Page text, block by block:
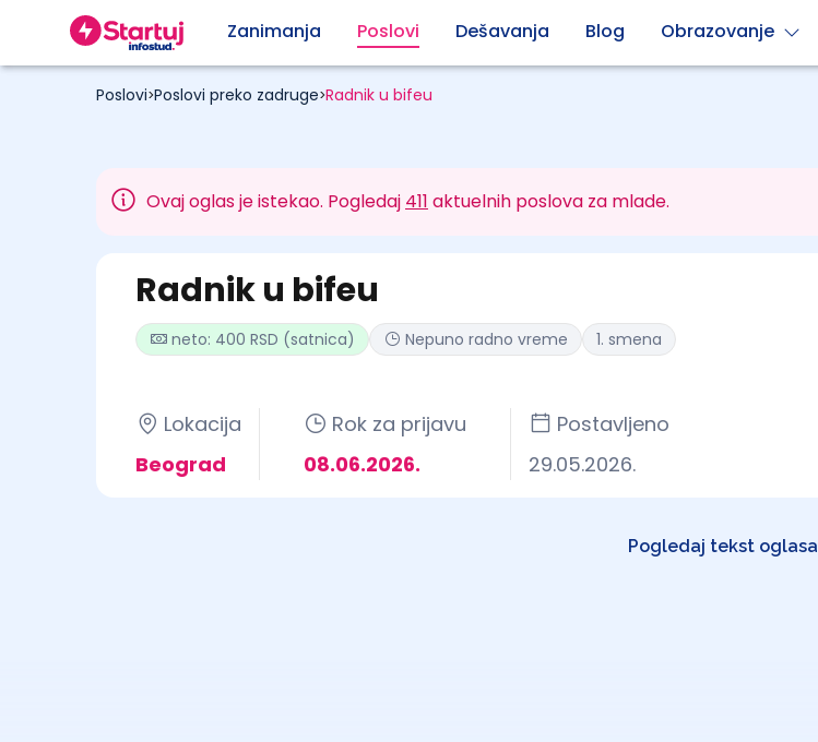
Zanimanja Poslovi Dešavanja Blog Obrazovanje
Poslovi>Poslovi preko zadruge>Radnik u bifeu
Ovaj oglas je istekao. Pogledaj 411 aktuelnih poslova za mlade.
Radnik u bifeu
Lokacija
Beograd
Rok za prijavu
08.06.2026.
Postavljeno
29.05.2026.
neto: 400 RSD (satnica) Nepuno radno vreme 1. smena
Pogledaj tekst oglasa